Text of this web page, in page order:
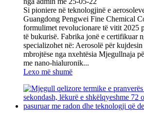
Si pioniere në teknologjinë e
Guangdong Pengwei Fine Chemical
formulimet revolucionare të vitit 2025
të bukurisë. Fabrika jonë e certifikuar
specializohet në: Aerosolë për
mbrojtëse nga nxehtësia Mjegullnaja
me nano-hialuronik...
Lexo më shumë